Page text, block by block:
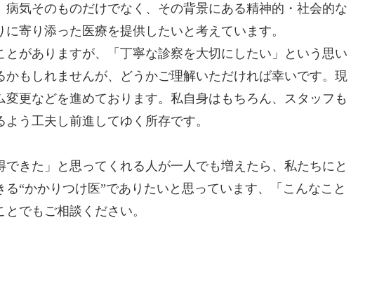
気そのものだけでなく、その背景にある精神的・社会的な
寄り添った医療を提供したいと考えています。
がありますが、「丁寧な診察を大切にしたい」という思い
もしれませんが、どうかご理解いただければ幸いです。現
更などを進めております。私自身はもちろん、スタッフも
う工夫し前進してゆく所存です。
きた」と思ってくれる人が一人でも増えたら、私たちにと
“かかりつけ医”でありたいと思っています、「こんなこと
でもご相談ください。